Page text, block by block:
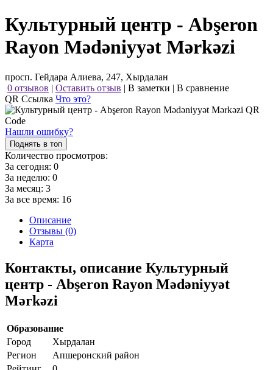
Культурный центр - Abşeron
Rayon Mədəniyyət Mərkəzi
просп. Гейдара Алиева, 247, Хырдалан
0 отзывов | Оставить отзыв | В заметки | В сравнение
QR Ссылка Что это?
Нашли ошибку?
Поднять в топ
Количество просмотров:
За сегодня: 0
За неделю: 0
За месяц: 3
За все время: 16
Описание
Отзывы (0)
Карта
Контакты, описание Культурный
центр - Abşeron Rayon Mədəniyyət
Mərkəzi
Образование
Город
Хырдалан
Регион
Апшеронский район